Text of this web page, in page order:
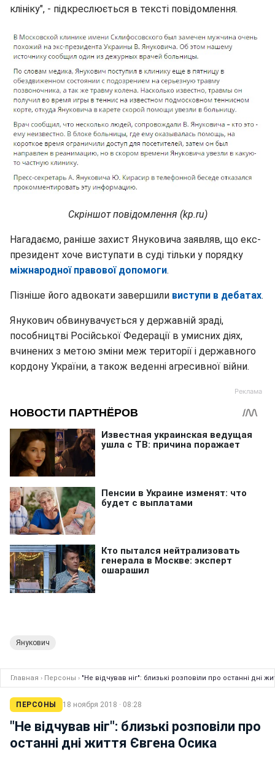
клініку", - підкреслюється в тексті повідомлення.
Скріншот повідомлення (kp.ru)
Нагадаємо, раніше захист Януковича заявляв, що екс-
президент хоче виступати в суді тільки у порядку
міжнародної правової допомоги.
Пізніше його адвокати завершили виступи в дебатах.
Янукович обвинувачується у державній зраді,
пособництві Російської Федерації в умисних діях,
вчинених з метою зміни меж території і державного
кордону України, а також веденні агресивної війни.
Янукович
Главная › Персоны › "Не відчував ніг": близькі розповіли про останні дні
ПЕРСОНЫ 18 ноября 2018 · 08:28
"Не відчував ніг": близькі розповіли про
останні дні життя Євгена Осика